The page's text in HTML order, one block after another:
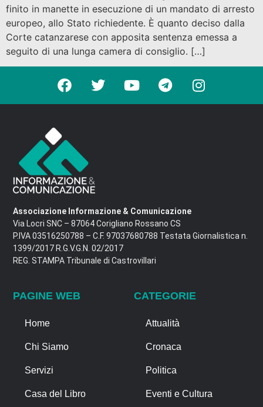
finito in manette in esecuzione di un mandato di arresto
europeo, allo Stato richiedente. È quanto deciso dalla
Corte catanzarese con apposita sentenza emessa a
seguito di una lunga camera di consiglio. […]
Associazione Informazione & Comunicazione
Via Locri SNC – 87064 Corigliano Rossano CS
P.IVA 03516250788 – C.F. 97037680788 Testata Giornalistica n.
1399/2017 R.G.V.G.N. 02/2017
REG. STAMPA Tribunale di Castrovillari
PAGINE WEB
Home
Chi Siamo
Servizi
Casa del Libro
CATEGORIE
Attualità
Cronaca
Politica
Eventi e Cultura